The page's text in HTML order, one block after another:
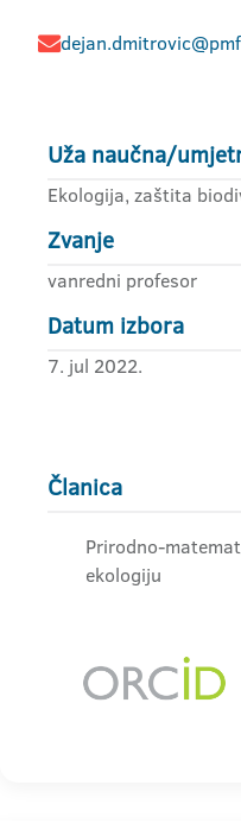
Uža naučna/
Ekologija, zaštita
Zvanje
vanredni profesor
Datum izbora
7. jul 2022.
Članica
Prirodno-
ekologiju